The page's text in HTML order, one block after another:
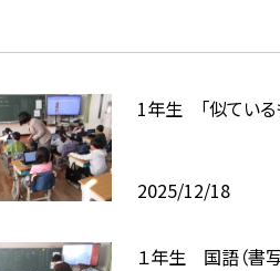
1年生 「似ている
2025/12/18
１年生 国語（書写